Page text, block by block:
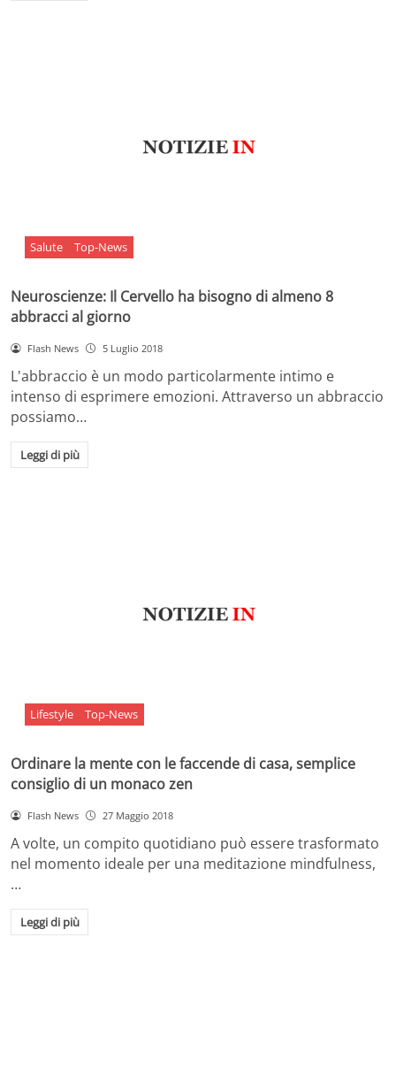
Salute Top-News
Neuroscienze: Il Cervello ha bisogno di almeno 8
abbracci al giorno
Flash News 5 Luglio 2018
L'abbraccio è un modo particolarmente intimo e
intenso di esprimere emozioni. Attraverso un abbraccio
possiamo…
Leggi di più
Lifestyle Top-News
Ordinare la mente con le faccende di casa, semplice
consiglio di un monaco zen
Flash News 27 Maggio 2018
A volte, un compito quotidiano può essere trasformato
nel momento ideale per una meditazione mindfulness,
…
Leggi di più